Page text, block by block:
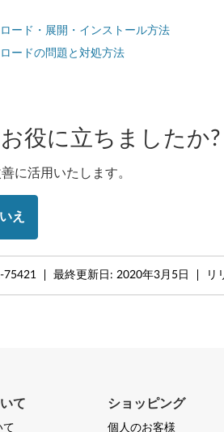
ード・展開・インストール方法
ードの問題と対処方法
役に立ちましたか?
に活用いたします。
え
75421 最終更新日: 2020年3月5日 リ
て
て
ショッピング
個人のお客様